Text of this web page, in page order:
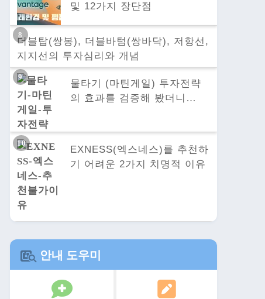
및 12가지 장단점
더블탑(쌍봉), 더블바텀(쌍바닥), 저항선,
지지선의 투자심리와 개념
물타기 (마틴게일) 투자전략
의 효과를 검증해 봤더니…
EXNESS(엑스네스)를 추천하
기 어려운 2가지 치명적 이유
안내 도우미